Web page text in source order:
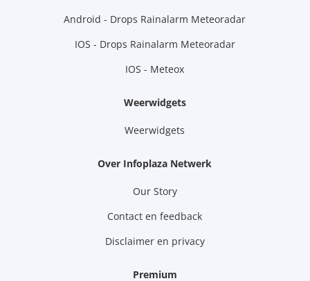
Android - Drops Rainalarm Meteoradar
IOS - Drops Rainalarm Meteoradar
IOS - Meteox
Weerwidgets
Weerwidgets
Over Infoplaza Netwerk
Our Story
Contact en feedback
Disclaimer en privacy
Premium